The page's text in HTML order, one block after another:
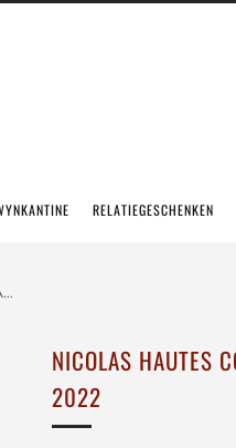
RELATIEGESCHENKEN
NICOLAS HAUTES
2022